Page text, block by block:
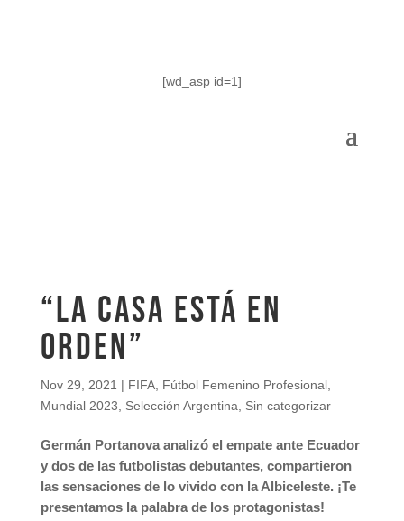
[wd_asp id=1]
“La casa está en
orden”
Nov 29, 2021 | FIFA, Fútbol Femenino Profesional,
Mundial 2023
Selección Argentina Sin categorizar
Germán Portanova analizó el empate ante Ecuador
y dos de las futbolistas debutantes, compartieron
las sensaciones de lo vivido con la Albiceleste. ¡Te
presentamos la palabra de los protagonistas!